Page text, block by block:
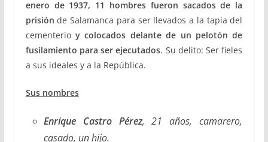
enero de 1937, 11 hombres fueron sacados de la
prisión de Salamanca para ser llevados a la tapia del
cementerioy colocados delante de un pelotón de
fusilamiento para ser ejecutados. Su delito: Ser fieles
a sus ideales y a la República.
Sus nombres
Enrique Castro Pérez, 21 años, camarero,
casado, un hijo.